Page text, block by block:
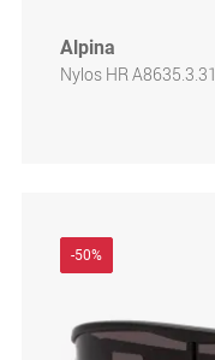
Alpina
Nylos HR A8635.3.31
-50%